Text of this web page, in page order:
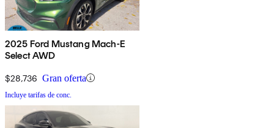
2025 Ford Mustang Mach-E
Select AWD
$28,736 Gran oferta
Incluye tarifas de conc.